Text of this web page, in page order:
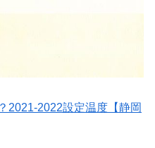
2021-2022設定温度【静岡